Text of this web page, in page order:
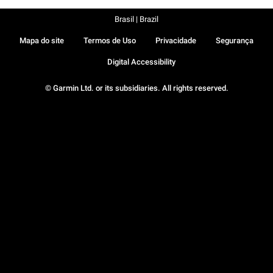
© Garmin Ltd. or its subsidiaries. All rights reserved.
Mapa do site Termos de Uso Privacidade Segurança
Digital Accessibility
Brasil | Brazil